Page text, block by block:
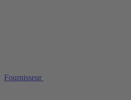
Fournisseur